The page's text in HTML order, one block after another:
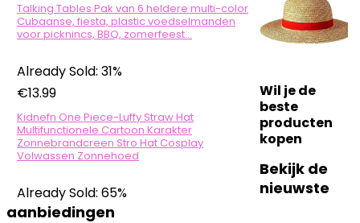
Talking Tables Pak van 6 heldere multi-color
Cubaanse, fiesta, plastic voedselmanden
voor picknincs, BBQ, zomerfeest…
Already Sold: 31%
€13.99
Kidnefn One Piece-Luffy Straw Hat
Multifunctionele Cartoon Karakter
Zonnebrandcreen Stro Hat Cosplay
Volwassen Zonnehoed
Already Sold: 65%
Wil je de
beste
producten
kopen
Bekijk de
nieuwste
aanbiedingen